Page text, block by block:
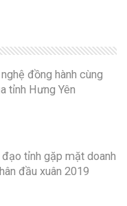
đồng hành cùng
tỉnh Hưng Yên
đạo tỉnh gặp mặt doanh
đầu xuân 2019